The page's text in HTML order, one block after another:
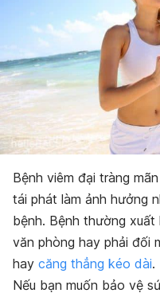
Bệnh viêm đại tràng
tái phát làm ảnh hưởng
bệnh. Bệnh thường
văn phòng hay phải đối
hay căng thẳng kéo dài.
Nếu bạn muốn bảo vệ